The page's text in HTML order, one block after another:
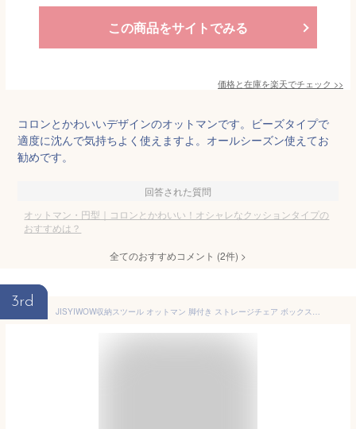
この商品をサイトでみる
価格と在庫を楽天でチェック >>
コロンとかわいいデザインのオットマンです。ビーズタイプで
適度に沈んで気持ちよく使えますよ。オールシーズン使えてお
勧めです。
回答された質問
オットマン・円型｜コロンとかわいい！オシャレなクッションタイプの
おすすめは？
全てのおすすめコメント (2件) >
3rd
JISYIWOW収納スツール オットマン 脚付き ストレージチェア ボックススツール 収納 踏み台 フットレスト リビング/玄関/寝室に適用 多機能 省スペース (水色32x32x30cm)